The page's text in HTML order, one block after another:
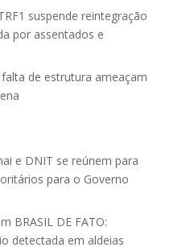
suspende reintegração
por assentados e
falta de estrutura ameaçam
e DNIT se reúnem para
para o Governo
BRASIL DE FATO:
detectada em aldeias